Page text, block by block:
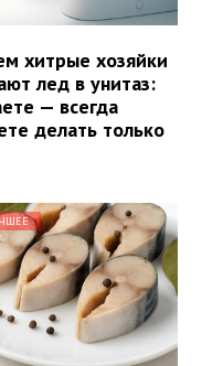
хитрые хозяйки
лед в унитаз:
— всегда
делать только